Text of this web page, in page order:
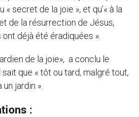
« secret de la joie », et qu’« à la
de la résurrection de Jésus,
déjà été éradiquées ».
de la joie», a conclu le
sait que « tôt ou tard, malgré tout,
jardin ».
: